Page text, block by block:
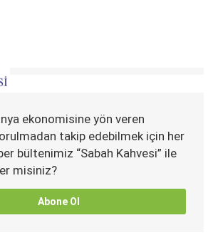
ekonomisine yön veren
takip edebilmek için her
bültenimiz “Sabah Kahvesi” ile
misiniz?
Abone Ol